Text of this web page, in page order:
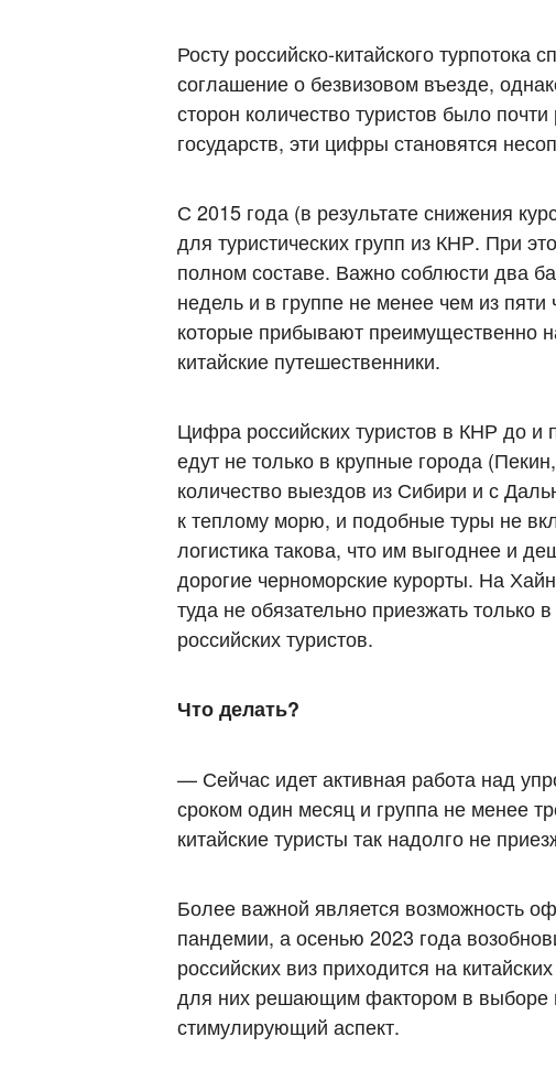
Росту российско-китайского
соглашение о безвизовом въезде,
сторон количество туристов было
государств, эти цифры становятся
С 2015 года (в результате снижения
для туристических групп из КНР. При
полном составе. Важно соблюсти два
недель и в группе не менее чем из
которые прибывают преимущественно
китайские путешественники.
Цифра российских туристов в КНР до
едут не только в крупные города
количество выездов из Сибири и с
к теплому морю, и подобные туры не
логистика такова, что им выгоднее и
дорогие черноморские курорты. На
туда не обязательно приезжать только
российских туристов.
Что делать?
— Сейчас идет активная работа над
сроком один месяц и группа не менее
китайские туристы так надолго не
Более важной является возможность
пандемии, а осенью 2023 года
российских виз приходится на
для них решающим фактором в выборе
стимулирующий аспект.